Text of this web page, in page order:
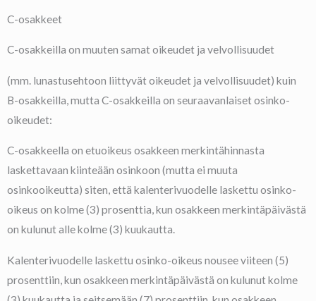
C-osakkeet
C-osakkeilla on muuten samat oikeudet ja velvollisuudet
(mm. lunastusehtoon liittyvät oikeudet ja velvollisuudet) kuin
B-osakkeilla, mutta C-osakkeilla on seuraavanlaiset osinko-
oikeudet:
C-osakkeella on etuoikeus osakkeen merkintähinnasta
laskettavaan kiinteään osinkoon (mutta ei muuta
osinkooikeutta) siten, että kalenterivuodelle laskettu osinko-
oikeus on kolme (3) prosenttia, kun osakkeen merkintäpäivästä
on kulunut alle kolme (3) kuukautta.
Kalenterivuodelle laskettu osinko-oikeus nousee viiteen (5)
prosenttiin, kun osakkeen merkintäpäivästä on kulunut kolme